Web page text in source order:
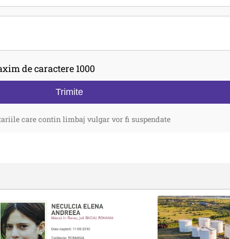
de caractere 1000
Trimite
care contin limbaj vulgar vor fi suspendate